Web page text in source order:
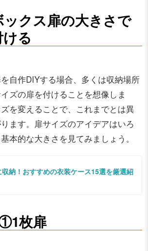
ックス扉の大きさで
る
自作DIYする場合、多くは収納場所
ズの扉を付けることを想像しま
を変えることで、これまでとは異
ます。扉サイズのアイデアはいろ
本的な大きさを見てみましょう。
収納！おすすめの衣装ケース15選を厳選紹
枚扉